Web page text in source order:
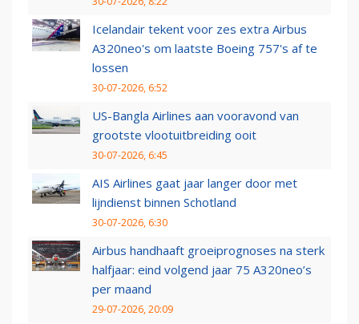
Icelandair tekent voor zes extra Airbus
A320neo's om laatste Boeing 757's af te
lossen
30-07-2026, 6:52
US-Bangla Airlines aan vooravond van
grootste vlootuitbreiding ooit
30-07-2026, 6:45
AIS Airlines gaat jaar langer door met
lijndienst binnen Schotland
30-07-2026, 6:30
Airbus handhaaft groeiprognoses na sterk
halfjaar: eind volgend jaar 75 A320neo’s
per maand
29-07-2026, 20:09